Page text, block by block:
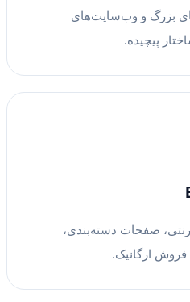
بزرگ و وب‌سایت‌های
پیچیده.
صفحات دسته‌بندی،
فروش ارگانیک.